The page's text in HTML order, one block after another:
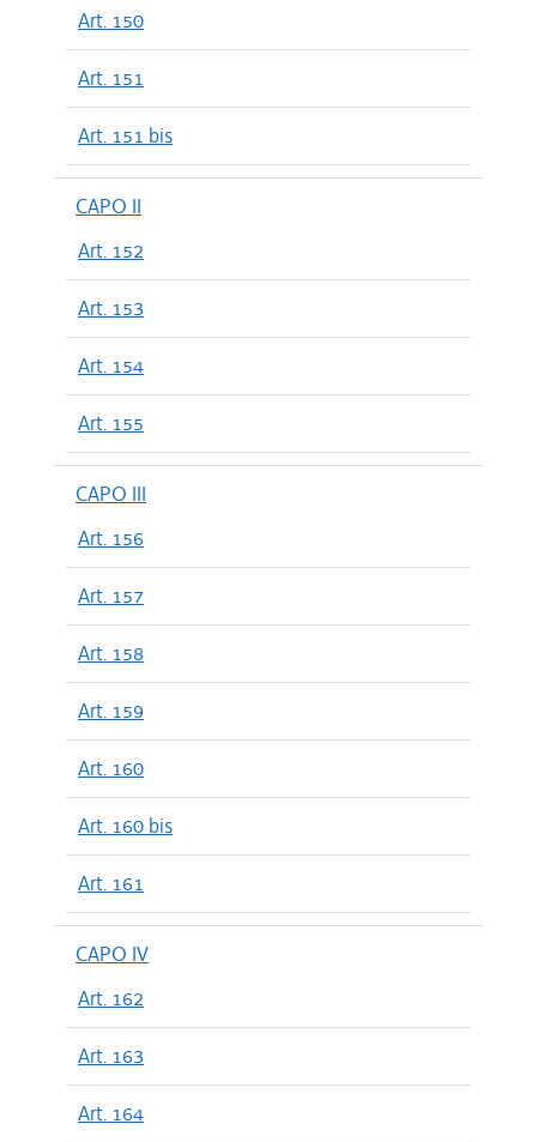
Art. 150
Art. 151
Art. 151 bis
CAPO II
Art. 152
Art. 153
Art. 154
Art. 155
CAPO III
Art. 156
Art. 157
Art. 158
Art. 159
Art. 160
Art. 160 bis
Art. 161
CAPO IV
Art. 162
Art. 163
Art. 164